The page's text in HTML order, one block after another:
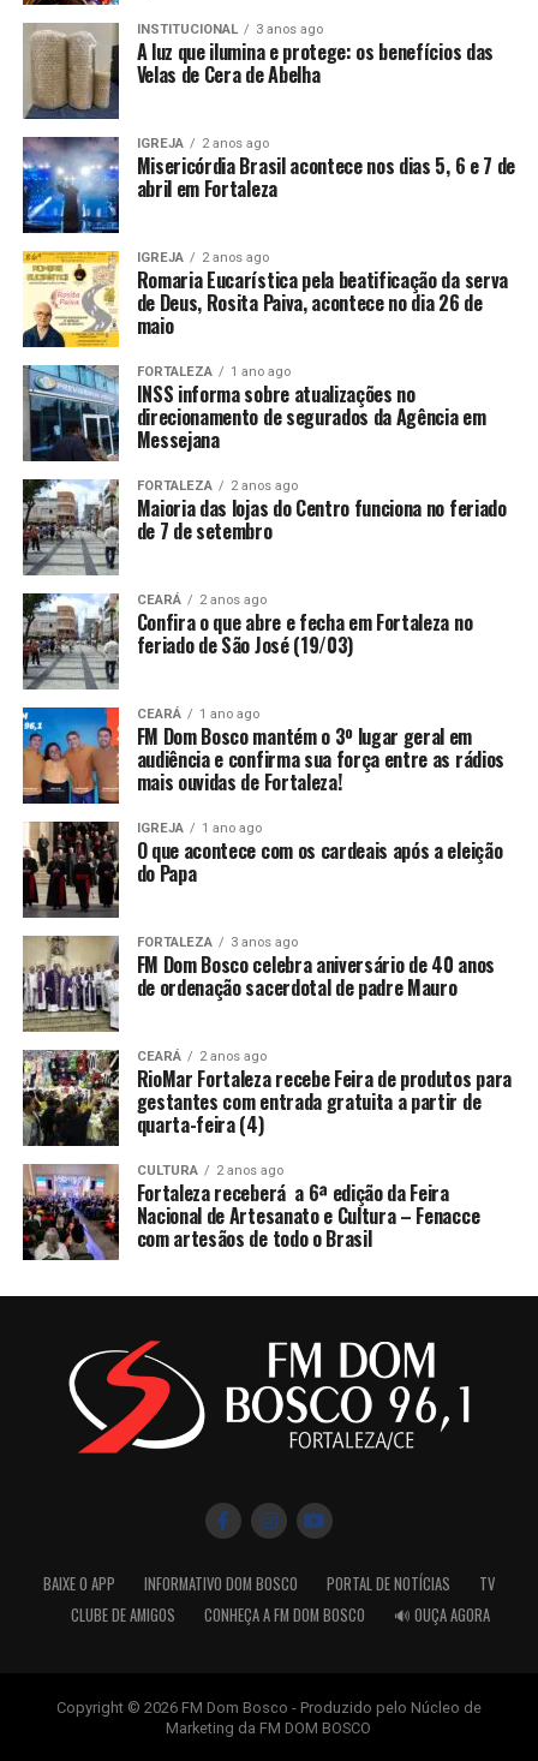
INSTITUCIONAL 3 anos ago
A luz que ilumina e protege: os benefícios das
Velas de Cera de Abelha
IGREJA 2 anos ago
Misericórdia Brasil acontece nos dias 5, 6 e 7 de
abril em Fortaleza
IGREJA 2 anos ago
Romaria Eucarística pela beatificação da serva
de Deus, Rosita Paiva, acontece no dia 26 de
maio
FORTALEZA 1 ano ago
INSS informa sobre atualizações no
direcionamento de segurados da Agência em
Messejana
FORTALEZA 2 anos ago
Maioria das lojas do Centro funciona no feriado
de 7 de setembro
CEARÁ 2 anos ago
Confira o que abre e fecha em Fortaleza no
feriado de São José (19/03)
CEARÁ 1 ano ago
FM Dom Bosco mantém o 3º lugar geral em
audiência e confirma sua força entre as rádios
mais ouvidas de Fortaleza!
IGREJA 1 ano ago
O que acontece com os cardeais após a eleição
do Papa
FORTALEZA 3 anos ago
FM Dom Bosco celebra aniversário de 40 anos
de ordenação sacerdotal de padre Mauro
CEARÁ 2 anos ago
RioMar Fortaleza recebe Feira de produtos para
gestantes com entrada gratuita a partir de
quarta-feira (4)
CULTURA 2 anos ago
Fortaleza receberá a 6ª edição da Feira
Nacional de Artesanato e Cultura – Fenacce
com artesãos de todo o Brasil
BAIXE O APP INFORMATIVO DOM BOSCO PORTAL DE NOTÍCIAS
TV
CLUBE DE AMIGOS
CONHEÇA A FM DOM BOSCO 🔊 OUÇA AGORA
Copyright © 2026 FM Dom Bosco - Produzido pelo Núcleo de
Marketing da FM DOM BOSCO